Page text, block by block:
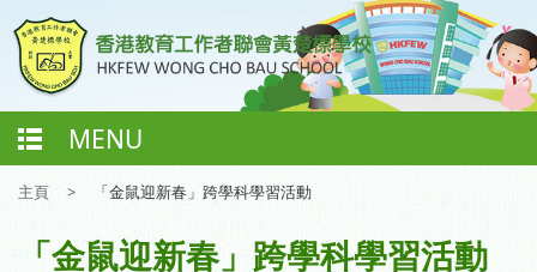
MENU
主頁 > 「金鼠迎新春」跨學科學習活動
「金鼠迎新春」跨學科學習活動